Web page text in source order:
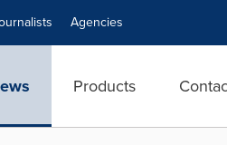
Agencies
Products